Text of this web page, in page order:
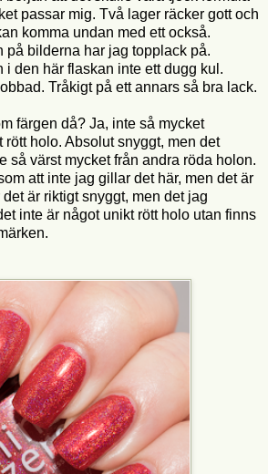
passar mig. Två lager räcker gott och
komma undan med ett också.
på bilderna har jag topplack på.
i den här flaskan inte ett dugg kul.
Tråkigt på ett annars så bra lack.
färgen då? Ja, inte så mycket
rött holo. Absolut snyggt, men det
så värst mycket från andra röda holon.
att inte jag gillar det här, men det är
är riktigt snyggt, men det jag
inte är något unikt rött holo utan finns